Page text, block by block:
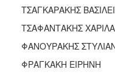
ΤΣΑΓΚΑΡΑΚΗΣ
ΤΣΑΦΑΝΤΑΚΗΣ
ΦΑΝΟΥΡΑΚΗΣ
ΦΡΑΓΚΑΚΗ ΕΙΡΗΝΗ